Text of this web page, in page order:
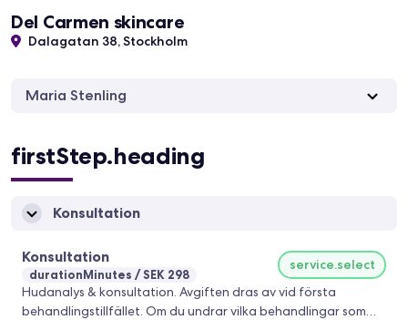
Del Carmen skincare
Dalagatan 38, Stockholm
Maria Stenling
firstStep.heading
Konsultation
Konsultation
durationMinutes SEK 298
service.select
Hudanalys & konsultation. Avgiften dras av vid första
behandlingstillfället. Om du undrar vilka behandlingar som